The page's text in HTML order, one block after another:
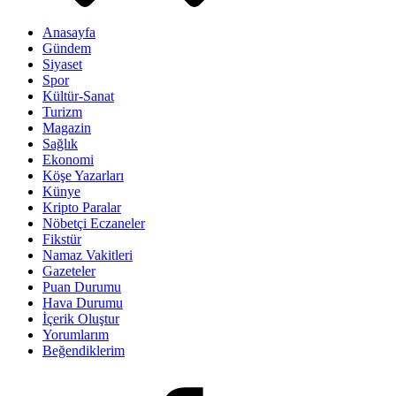
Anasayfa
Gündem
Siyaset
Spor
Kültür-Sanat
Turizm
Magazin
Sağlık
Ekonomi
Köşe Yazarları
Künye
Kripto Paralar
Nöbetçi Eczaneler
Fikstür
Namaz Vakitleri
Gazeteler
Puan Durumu
Hava Durumu
İçerik Oluştur
Yorumlarım
Beğendiklerim